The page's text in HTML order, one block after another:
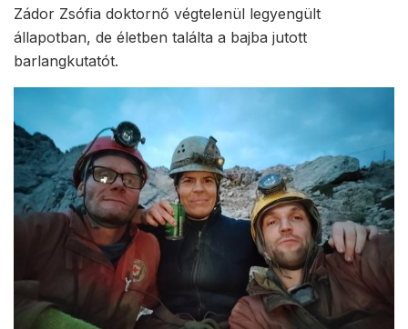
Zádor Zsófia doktornő végtelenül legyengült
állapotban, de életben találta a bajba jutott
barlangkutatót.